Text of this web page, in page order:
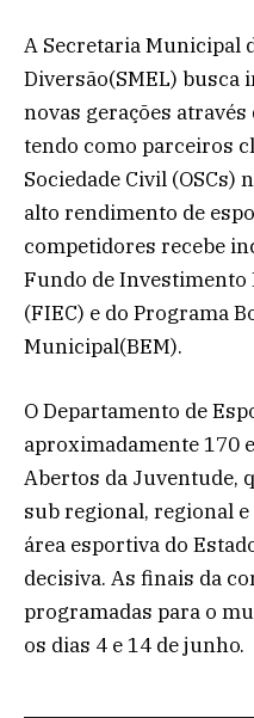
A Secretaria Municipal
Diversão(SMEL) busca
novas gerações
tendo como parceiros
Sociedade Civil (OSCs)
alto rendimento de
competidores recebe
Fundo de Investimento
(FIEC) e do Programa
Municipal(BEM).
O Departamento de
aproximadamente 170
Abertos da Juventude,
sub regional, regional
área esportiva do
decisiva. As finais da
programadas para o
os dias 4 e 14 de junho.